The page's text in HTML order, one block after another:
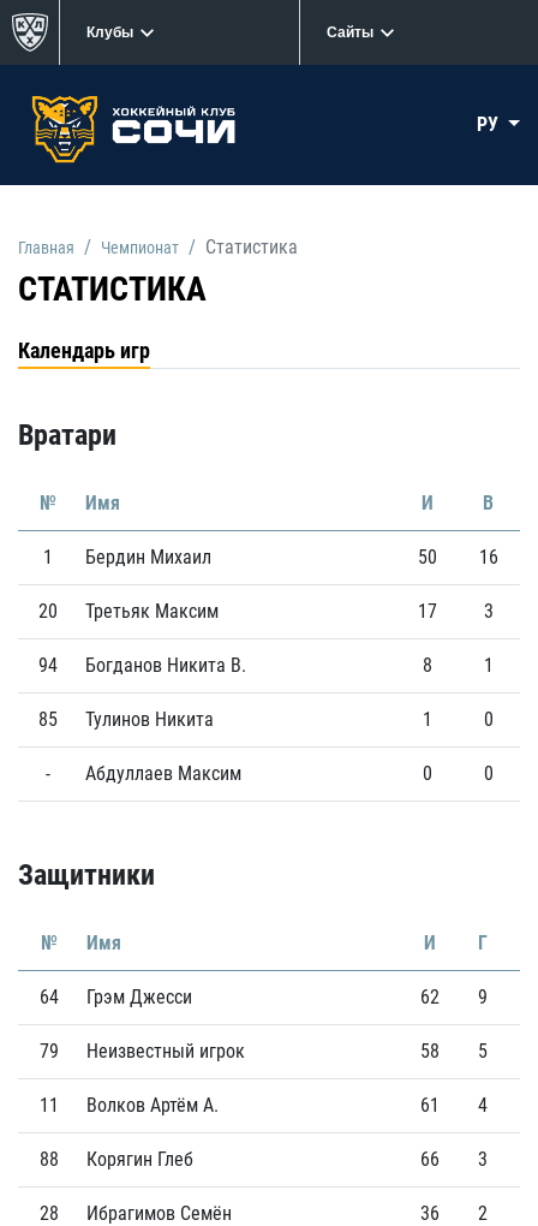
Клубы Сайты
РУ
Главная Чемпионат Статистика
СТАТИСТИКА
Календарь игр
Вратари
№ Имя И В
1 Бердин Михаил 50 16
20 Третьяк Максим 17 3
94 Богданов Никита В. 8 1
85 Тулинов Никита 1 0
- Абдуллаев Максим 0 0
Защитники
№ Имя И Г
64 Грэм Джесси 62 9
79 Неизвестный игрок 58 5
11 Волков Артём А. 61 4
88 Корягин Глеб 66 3
28 Ибрагимов Семён 36 2